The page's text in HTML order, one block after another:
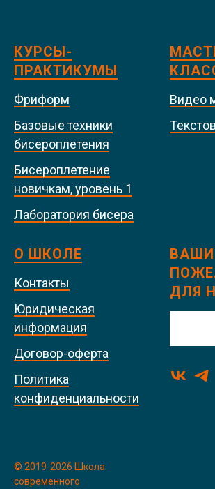
КУРСЫ-
ПРАКТИКУМЫ
Фриформ
Базовые техники
бисероплетения
Бисероплетение
новичкам, уровень 1
Лаборатория бисера
Видео
О ШКОЛЕ
Контакты
Юридическая
информация
Договор-оферта
Политика
конфиденциальности
ДЛЯ
© 2019-2026 Школа
современного